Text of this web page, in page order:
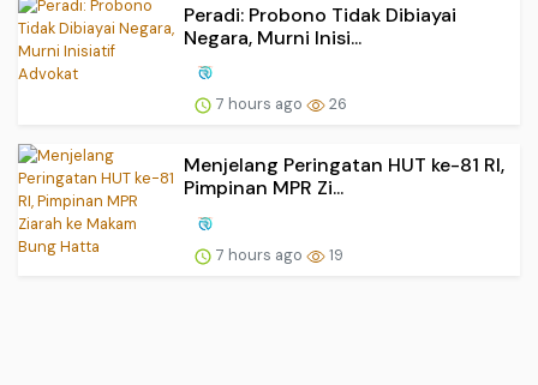
Peradi: Probono Tidak Dibiayai
Negara, Murni Inisi...
7 hours ago 26
Menjelang Peringatan HUT ke-81 RI,
Pimpinan MPR Zi...
7 hours ago 19